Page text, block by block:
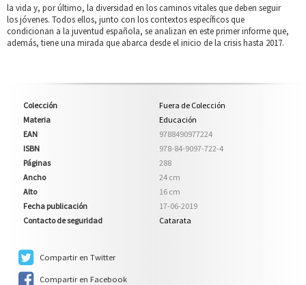
la vida y, por último, la diversidad en los caminos vitales que deben seguir
los jóvenes. Todos ellos, junto con los contextos específicos que
condicionan a la juventud española, se analizan en este primer informe que,
además, tiene una mirada que abarca desde el inicio de la crisis hasta 2017.
Colección
Fuera de Colección
Materia
Educación
EAN
9788490977224
ISBN
978-84-9097-722-4
Páginas
288
Ancho
24 cm
Alto
16 cm
Fecha publicación
17-06-2019
Contacto de seguridad
Catarata
Compartir en Twitter
Compartir en Facebook